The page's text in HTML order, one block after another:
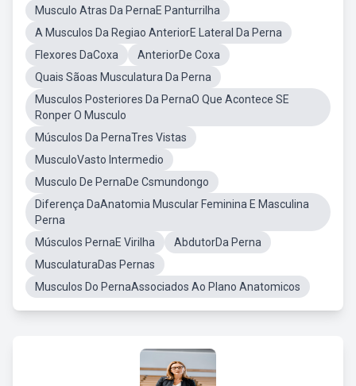
Musculo Atras Da PernaE Panturrilha
A Musculos Da Regiao AnteriorE Lateral Da Perna
Flexores DaCoxa
AnteriorDe Coxa
Quais Sãoas Musculatura Da Perna
Musculos Posteriores Da PernaO Que Acontece SE
Ronper O Musculo
Músculos Da PernaTres Vistas
MusculoVasto Intermedio
Musculo De PernaDe Csmundongo
Diferença DaAnatomia Muscular Feminina E Masculina
Perna
Músculos PernaE Virilha
AbdutorDa Perna
MusculaturaDas Pernas
Musculos Do PernaAssociados Ao Plano Anatomicos